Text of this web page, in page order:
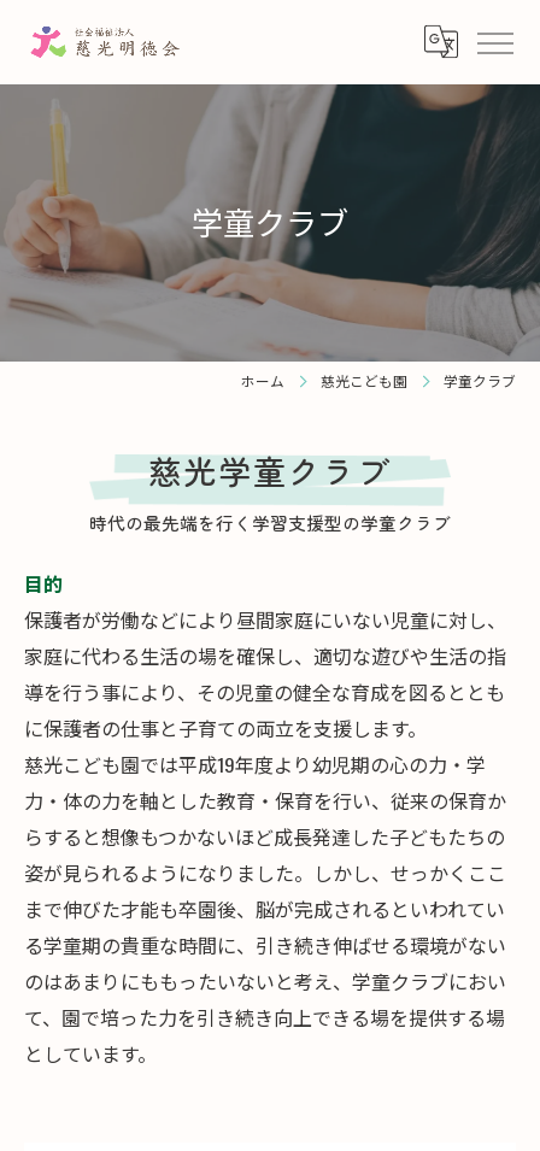
学童クラブ
ホーム 慈光こども園 学童クラブ
慈光学童クラブ
時代の最先端を行く学習支援型の学童クラブ
目的
保護者が労働などにより昼間家庭にいない児童に対し、
家庭に代わる生活の場を確保し、適切な遊びや生活の指
導を行う事により、その児童の健全な育成を図るととも
に保護者の仕事と子育ての両立を支援します。
慈光こども園では平成19年度より幼児期の心の力・学
力・体の力を軸とした教育・保育を行い、従来の保育か
らすると想像もつかないほど成長発達した子どもたちの
姿が見られるようになりました。しかし、せっかくここ
まで伸びた才能も卒園後、脳が完成されるといわれてい
る学童期の貴重な時間に、引き続き伸ばせる環境がない
のはあまりにももったいないと考え、学童クラブにおい
て、園で培った力を引き続き向上できる場を提供する場
としています。